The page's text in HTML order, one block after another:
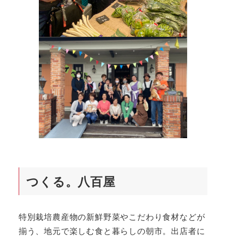
つくる。八百屋
特別栽培農産物の新鮮野菜やこだわり食材などが
揃う、地元で楽しむ食と暮らしの朝市。出店者に